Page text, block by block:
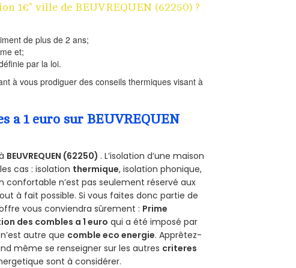
1€" ville de BEUVREQUEN (62250) ?
de plus de 2 ans;
et;
par la loi.
à vous prodiguer des conseils thermiques visant à
a 1 euro sur BEUVREQUEN
BEUVREQUEN (62250) . L’isolation d’une maison
cas : isolation thermique, isolation phonique,
n’est pas seulement réservé aux
à fait possible. Si vous faites donc partie de
vous conviendra sûrement : Prime
des combles a 1 euro qui a été imposé par
autre que comble eco energie. Apprêtez-
même se renseigner sur les autres criteres
sont à considérer.